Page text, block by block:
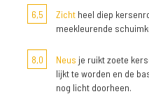
6,5
Zicht heel diep
meekleurende
8,0 Neus je ruikt zoete
lijkt te worden en de
nog licht doorheen.